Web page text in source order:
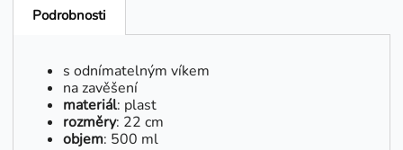
Podrobnosti
s odnímatelným víkem
na zavěšení
materiál: plast
rozměry: 22 cm
objem: 500 ml